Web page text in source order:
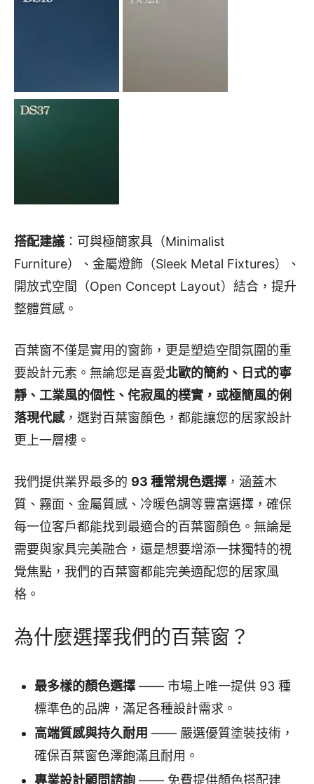
搭配建議 ：可與極簡家具（Minimalist
Furniture）、金屬燈飾（Sleek Metal Fixtures）、
開放式空間（Open Concept Layout）結合，提升
整體質感。
百葉窗不僅是實用的窗飾，更是塑造空間氛圍的重
要設計元素。無論您是喜愛北歐的簡約、日式的寧
靜、工業風的個性、侘寂風的樸實，或極簡風的俐
落現代感，選對百葉窗顏色，都能讓您的居家設計
更上一層樓。
我們提供業界最多的 93 種常規色選擇 ，涵蓋木
質、霧面、金屬質感、冷暖色調等豐富選擇，確保
每一位客戶都能找到最適合的百葉窗顏色。無論是
需要與家具完美融合，還是想要增添一抹獨特的視
覺焦點，我們的百葉窗都能完美適配您的居家風
格。
為什麼選擇我們的百葉窗？
最多樣的顏色選擇—— 市場上唯一提供 93 種
標準色的品牌，滿足各種設計需求。
高端質感與持久耐用 —— 嚴選優質塗裝技術，
確保百葉窗色澤飽滿且耐用。
專業設計顧問諮詢—— 免費提供顏色搭配建